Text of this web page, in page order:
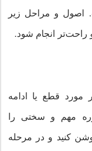
و مراحل زیر
راحت‌تر انجام شود.
مورد قطع یا ادامه
مهم و سختی را
کنید و در مرحله